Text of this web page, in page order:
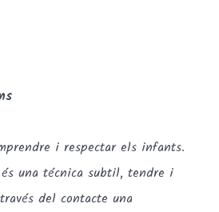
i respectar els infants.
una técnica subtil, tendre i
del contacte una